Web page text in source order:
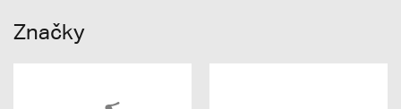
Značky